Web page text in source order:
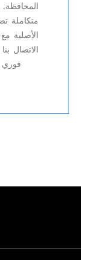
متكاملة
الأصلية
الاتصال
فوري